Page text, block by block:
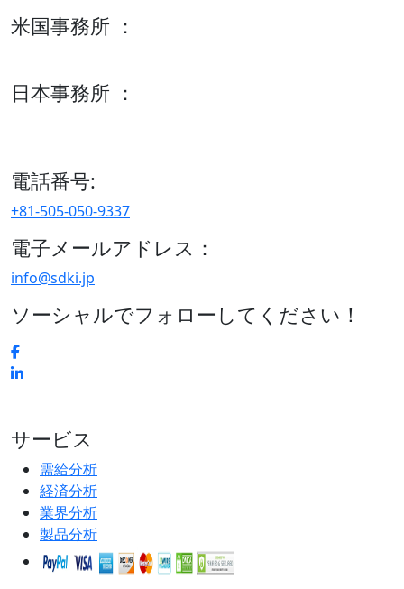
米国事務所 ：
日本事務所 ：
電話番号:
+81-505-050-9337
電子メールアドレス：
info@sdki.jp
ソーシャルでフォローしてください！
サービス
需給分析
経済分析
業界分析
製品分析